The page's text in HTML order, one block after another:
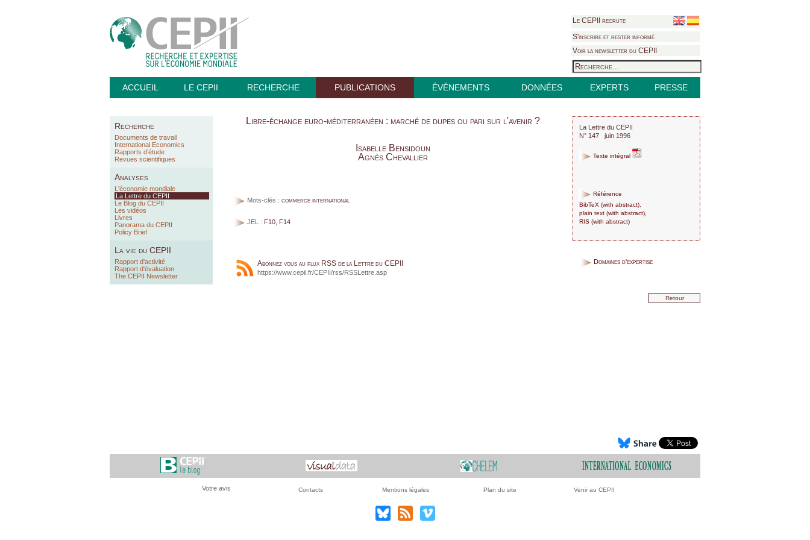
Le CEPII recrute
S'inscrire et rester informé
Voir la newsletter du CEPII
ACCUEIL LE CEPII RECHERCHE PUBLICATIONS ÉVÉNEMENTS DONNÉES EXPERTS PRESSE
Recherche
Documents de travail
International Economics
Rapports d’étude
Revues scientifiques
Analyses
L'économie mondiale
La Lettre du CEPII
Le Blog du CEPII
Les vidéos
Livres
Panorama du CEPII
Policy Brief
La vie du CEPII
Rapport d'activité
Rapport d'évaluation
The CEPII Newsletter
Libre-échange euro-méditerranéen : marché de dupes ou pari sur l'avenir ?
Isabelle Bensidoun
Agnès Chevallier
Mots-clés : commerce international
JEL : F10, F14
Abonnez vous au flux RSS de la Lettre du CEPII
https://www.cepii.fr/CEPII/rss/RSSLettre.asp
La Lettre du CEPII
N° 147 juin 1996
Texte intégral
Référence
BibTeX (with abstract),
plain text (with abstract),
RIS (with abstract)
Domaines d'expertise
Retour
Votre avis Contacts Mentions légales Plan du site Venir au CEPII